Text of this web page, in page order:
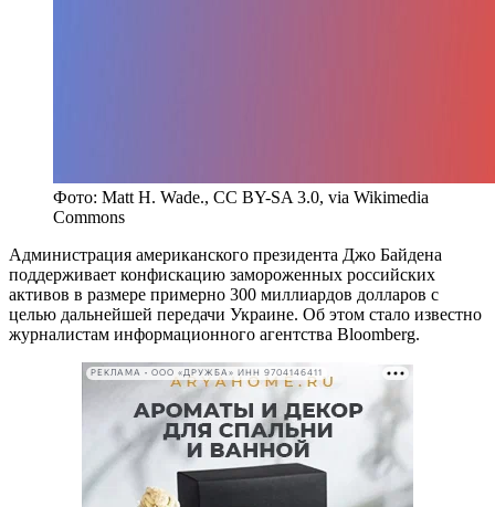
Фото: Matt H. Wade., CC BY-SA 3.0, via Wikimedia
Commons
Администрация американского президента Джо Байдена
поддерживает конфискацию замороженных российских
активов в размере примерно 300 миллиардов долларов с
целью дальнейшей передачи Украине. Об этом стало известно
журналистам информационного агентства Bloomberg.
РЕКЛАМА • ООО «ДРУЖБА» ИНН 9704146411